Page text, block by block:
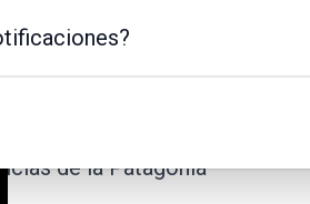
de la Patagonia